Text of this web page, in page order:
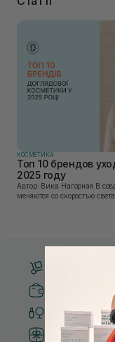
КОСМЕТИКА
Топ 10 брендов
2025 году
Автор: Вика Нагорная В современном мире, где тренды
меняются со скоростью
Бесплатная
Безопасные
Только
Система